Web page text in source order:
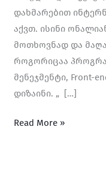
დახმარებით
აქვთ. ისინი
მოთხოვნად და
როგორიცაა
მენეჯმენტი, Front-
დიზაინი. „ […]
Read More »